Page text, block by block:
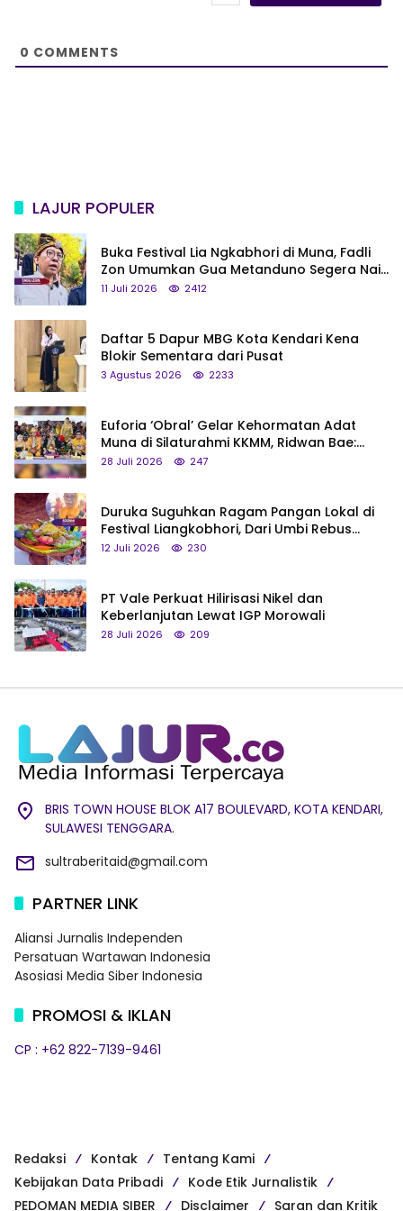
0 COMMENTS
LAJUR POPULER
Buka Festival Lia Ngkabhori di Muna, Fadli
Zon Umumkan Gua Metanduno Segera Naik
Status Jadi Cagar Budaya Nasional
11 Juli 2026 2412
Daftar 5 Dapur MBG Kota Kendari Kena
Blokir Sementara dari Pusat
3 Agustus 2026 2233
Euforia ‘Obral’ Gelar Kehormatan Adat
Muna di Silaturahmi KKMM, Ridwan Bae:
Saya Bukan Tipe Begitu, Belum Pantas!
28 Juli 2026 247
Duruka Suguhkan Ragam Pangan Lokal di
Festival Liangkobhori, Dari Umbi Rebus
hingga Tumpeng Beras Muna
12 Juli 2026 230
PT Vale Perkuat Hilirisasi Nikel dan
Keberlanjutan Lewat IGP Morowali
28 Juli 2026 209
BRIS TOWN HOUSE BLOK A17 BOULEVARD, KOTA KENDARI,
SULAWESI TENGGARA.
sultraberitaid@gmail.com
PARTNER LINK
Aliansi Jurnalis Independen
Persatuan Wartawan Indonesia
Asosiasi Media Siber Indonesia
PROMOSI & IKLAN
CP : +62 822-7139-9461
Redaksi Kontak
Tentang Kami
Kebijakan Data Pribadi
Kode Etik Jurnalistik
PEDOMAN MEDIA SIBER
Disclaimer Saran dan Kritik